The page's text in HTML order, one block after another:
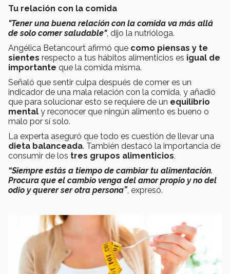
Tu relación con la comida
"Tener una buena relación con la comida va más allá
de solo comer saludable", dijo la nutrióloga.
Angélica Betancourt afirmó que como piensas y te
sientes respecto a tus hábitos alimenticios es igual de
importante que la comida misma.
Señaló que sentir culpa después de comer es un
indicador de una mala relación con la comida, y añadió
que para solucionar esto se requiere de un equilibrio
mental y reconocer que ningún alimento es bueno o
malo por sí solo.
La experta aseguró que todo es cuestión de llevar una
dieta balanceada. También destacó la importancia de
consumir de los tres grupos alimenticios.
“Siempre estás a tiempo de cambiar tu alimentación.
Procura que el cambio venga del amor propio y no del
odio y querer ser otra persona”, expresó.